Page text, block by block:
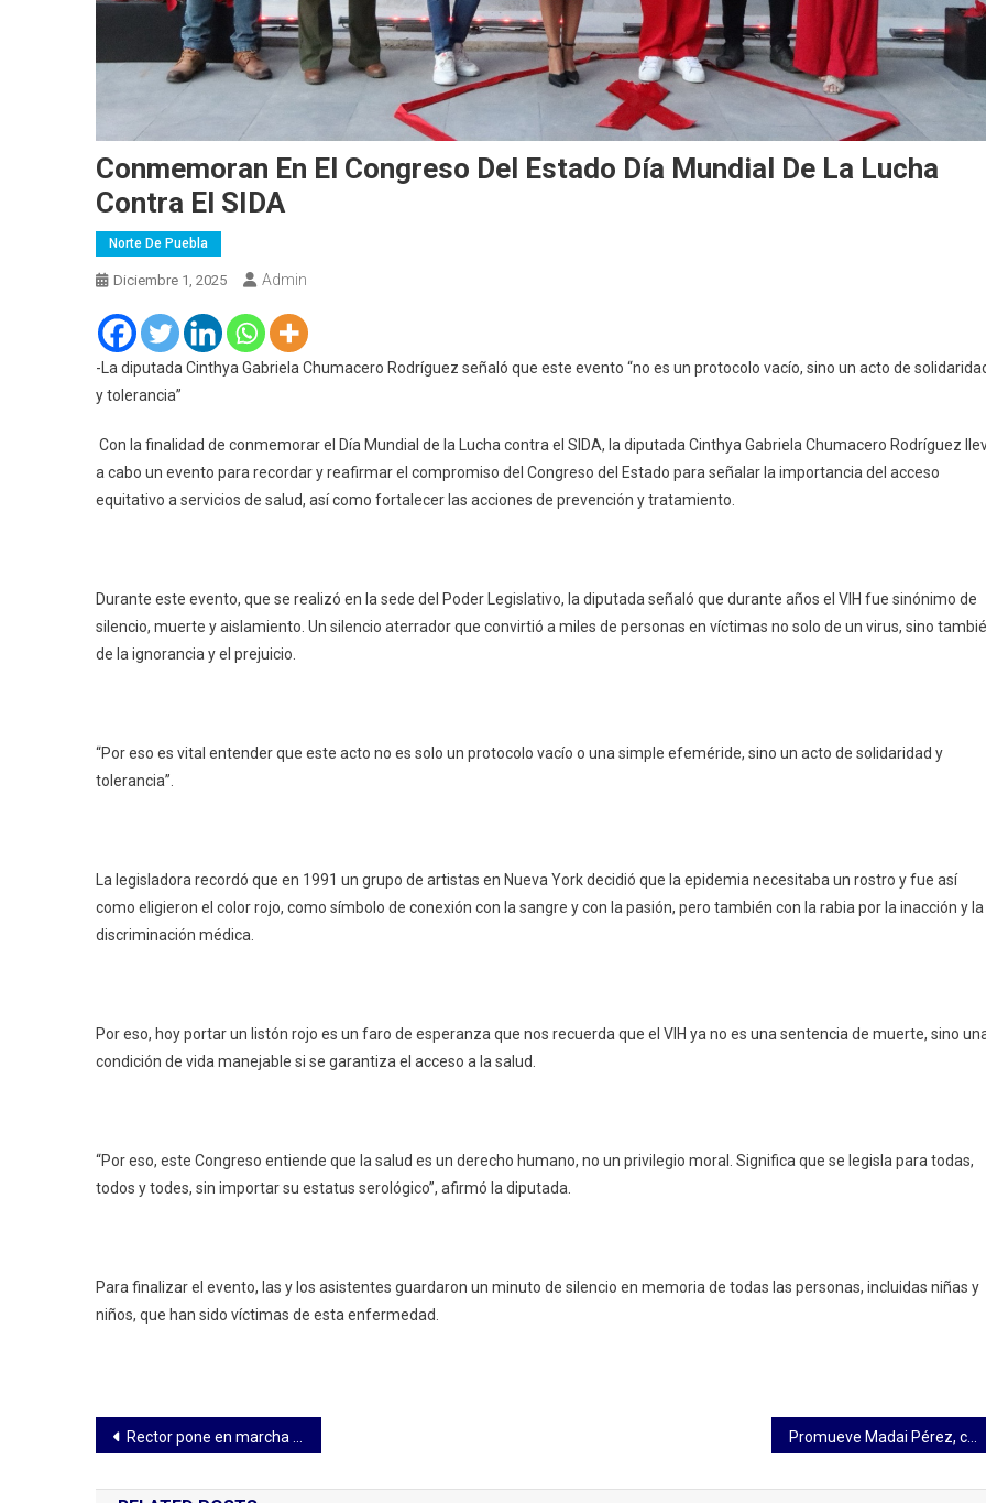
Conmemoran En El Congreso Del Estado Día Mundial De La Lucha
Contra El SIDA
Norte De Puebla
Diciembre 1, 2025 Admin
-La diputada Cinthya Gabriela Chumacero Rodríguez señaló que este evento “no es un protocolo vacío, sino un acto de
y tolerancia”
Con la finalidad de conmemorar el Día Mundial de la Lucha contra el SIDA, la diputada Cinthya Gabriela Chumacero Rodríguez
a cabo un evento para recordar y reafirmar el compromiso del Congreso del Estado para señalar la importancia del acceso
equitativo a servicios de salud, así como fortalecer las acciones de prevención y tratamiento.
Durante este evento, que se realizó en la sede del Poder Legislativo, la diputada señaló que durante años el VIH fue sinónimo de
silencio, muerte y aislamiento. Un silencio aterrador que convirtió a miles de personas en víctimas no solo de un virus, sino
de la ignorancia y el prejuicio.
“Por eso es vital entender que este acto no es solo un protocolo vacío o una simple efeméride, sino un acto de solidaridad y
tolerancia”.
La legisladora recordó que en 1991 un grupo de artistas en Nueva York decidió que la epidemia necesitaba un rostro y fue así
como eligieron el color rojo, como símbolo de conexión con la sangre y con la pasión, pero también con la rabia por la inacción y la
discriminación médica.
Por eso, hoy portar un listón rojo es un faro de esperanza que nos recuerda que el VIH ya no es una sentencia de muerte, sino
condición de vida manejable si se garantiza el acceso a la salud.
“Por eso, este Congreso entiende que la salud es un derecho humano, no un privilegio moral. Significa que se legisla para todas,
todos y todes, sin importar su estatus serológico”, afirmó la diputada.
Para finalizar el evento, las y los asistentes guardaron un minuto de silencio en memoria de todas las personas, incluidas niñas y
niños, que han sido víctimas de esta enfermedad.
Navegación
de
Rector pone en marcha los trabajos del 10° Foro de Autorrealización y la Feria de Valores UATx